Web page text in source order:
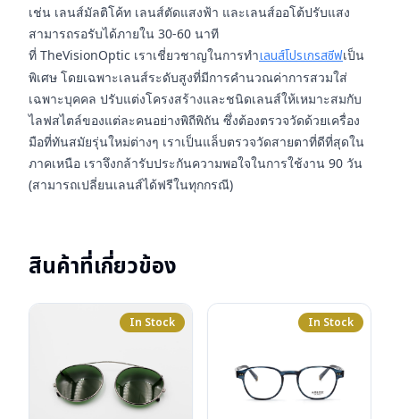
เช่น เลนส์มัลติโค้ท เลนส์ตัดแสงฟ้า และเลนส์ออโต้ปรับแสง
สามารถรอรับได้ภายใน 30-60 นาที
ที่ TheVisionOptic เราเชี่ยวชาญในการทำเลนส์โปรเกรสซีฟเป็น
พิเศษ โดยเฉพาะเลนส์ระดับสูงที่มีการคำนวณค่าการสวมใส่
เฉพาะบุคคล ปรับแต่งโครงสร้างและชนิดเลนส์ให้เหมาะสมกับ
ไลฟสไตล์ของแต่ละคนอย่างพิถีพิถัน ซึ่งต้องตรวจวัดด้วยเครื่อง
มือที่ทันสมัยรุ่นใหม่ต่างๆ เราเป็นแล็บตรวจวัดสายตาที่ดีที่สุดใน
ภาคเหนือ เราจึงกล้ารับประกันความพอใจในการใช้งาน 90 วัน
(สามารถเปลี่ยนเลนส์ได้ฟรีในทุกกรณี)
สินค้าที่เกี่ยวข้อง
In Stock In Stock